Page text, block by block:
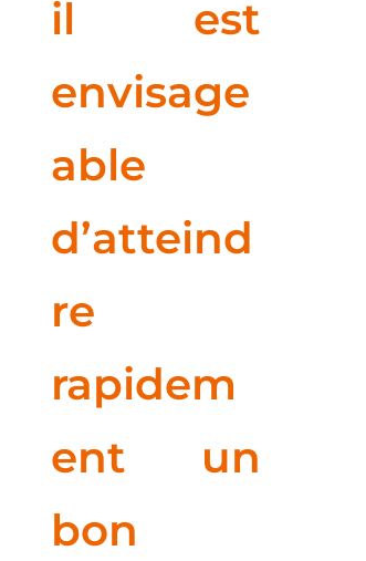
il est
envisage
able
d’atteind
re
rapidem
ent un
bon